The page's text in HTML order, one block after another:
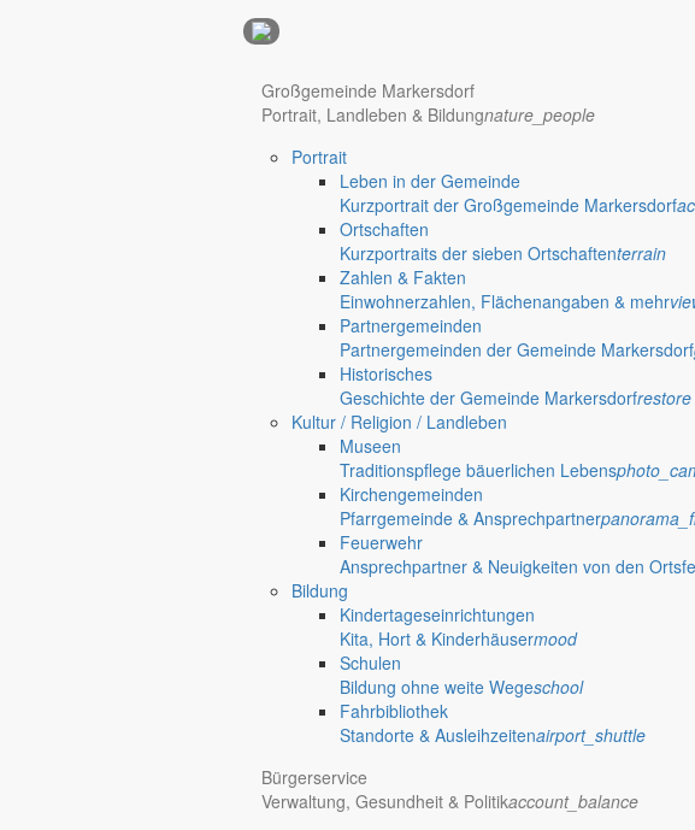
Hotel Nürnberg
Regional werben auf markersdorf.de! anzeigen@gemeinde-markersdorf.de
Großgemeinde Markersdorf
Portrait, Landleben & Bildungnature_people
Portrait
Leben in der Gemeinde
Kurzportrait der Großgemeinde Markersdorf
Ortschaften
Kurzportraits der sieben Ortschaftenterrain
Zahlen & Fakten
Einwohnerzahlen, Flächenangaben & mehr
Partnergemeinden
Partnergemeinden der Gemeinde Markersdorf
Historisches
Geschichte der Gemeinde Markersdorfrestore
Kultur / Religion / Landleben
Museen
Traditionspflege bäuerlichen Lebens
Kirchengemeinden
Pfarrgemeinde & Ansprechpartner
Feuerwehr
Ansprechpartner & Neuigkeiten von den
Bildung
Kindertageseinrichtungen
Kita, Hort & Kinderhäusermood
Schulen
Bildung ohne weite Wegeschool
Fahrbibliothek
Standorte & Ausleihzeitenairport_shuttle
Bürgerservice
Verwaltung, Gesundheit & Politikaccount_balance
Deutsch-Paulsdorf